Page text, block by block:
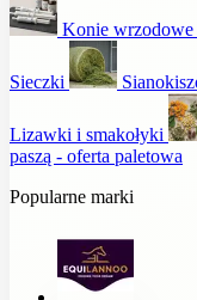
Konie wrzodowe
Sieczki
Lizawki i smakołyki
paszą - oferta paletowa
Popularne marki